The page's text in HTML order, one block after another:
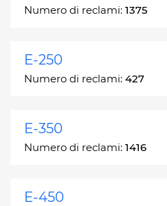
Numero di reclami: 1375
E-250
Numero di reclami: 427
E-350
Numero di reclami: 1416
E-450